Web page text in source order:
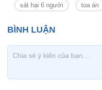
sát hại 6 người toa án